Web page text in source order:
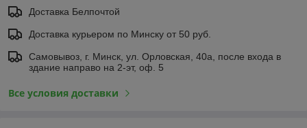
Доставка Белпочтой
Доставка курьером по Минску от 50 руб.
Самовывоз, г. Минск, ул. Орловская, 40а, после входа в
здание направо на 2-эт, оф. 5
Все условия доставки